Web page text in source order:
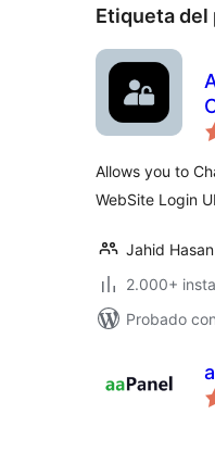
Etiqueta del
Allows you to
WebSite Login
Jahid Hasan
2.000+
Probado